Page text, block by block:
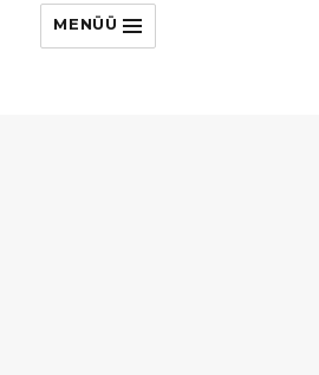
MENÜÜ